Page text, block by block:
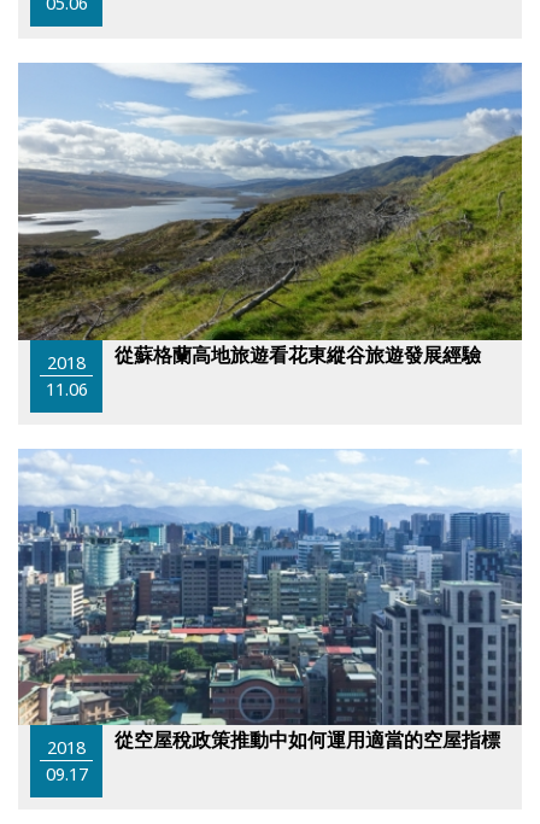
2018
11.06
從蘇格蘭高地旅遊看花東縱谷旅遊發展經驗
2018
09.17
從空屋稅政策推動中如何運用適當的空屋指標